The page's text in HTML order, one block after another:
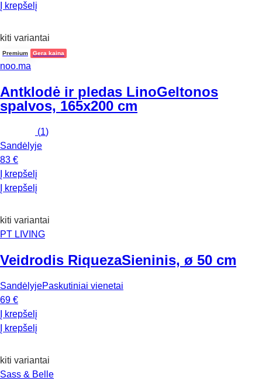
Į krepšelį
kiti variantai
Premium Gera kaina
noo.ma
Antklodė ir pledas LinoGeltonos
spalvos, 165x200 cm
(1)
Sandėlyje
83 €
Į krepšelį
Į krepšelį
kiti variantai
PT LIVING
Veidrodis RiquezaSieninis, ø 50 cm
SandėlyjePaskutiniai vienetai
69 €
Į krepšelį
Į krepšelį
kiti variantai
Sass & Belle